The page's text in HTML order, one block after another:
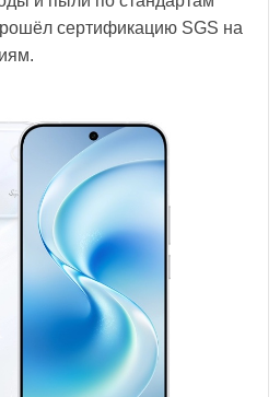
сертификацию SGS на